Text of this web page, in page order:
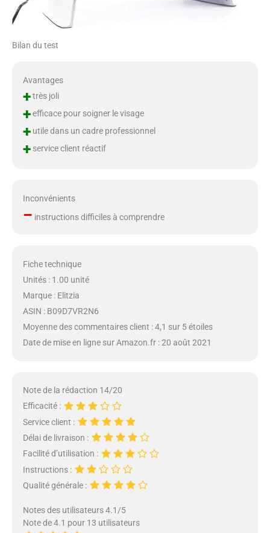
Bilan du test
Avantages
+très joli
+efficace pour soigner le visage
+utile dans un cadre professionnel
+service client réactif
Inconvénients
– instructions difficiles à comprendre
Fiche technique
Unités : 1.00 unité
Marque : Elitzia
ASIN : B09D7VR2N6
Moyenne des commentaires client : 4,1 sur 5 étoiles
Date de mise en ligne sur Amazon.fr : 20 août 2021
Note de la rédaction 14/20
Efficacité :
Service client :
Délai de livraison :
Facilité d’utilisation :
Instructions :
Qualité générale :
Notes des utilisateurs 4.1/5
Note de 4.1 pour 13 utilisateurs